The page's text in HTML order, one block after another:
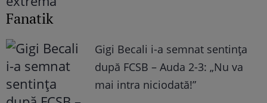
Fanatik
Gigi Becali i-a semnat sentința
după FCSB – Auda 2-3: „Nu va
mai intra niciodată!”